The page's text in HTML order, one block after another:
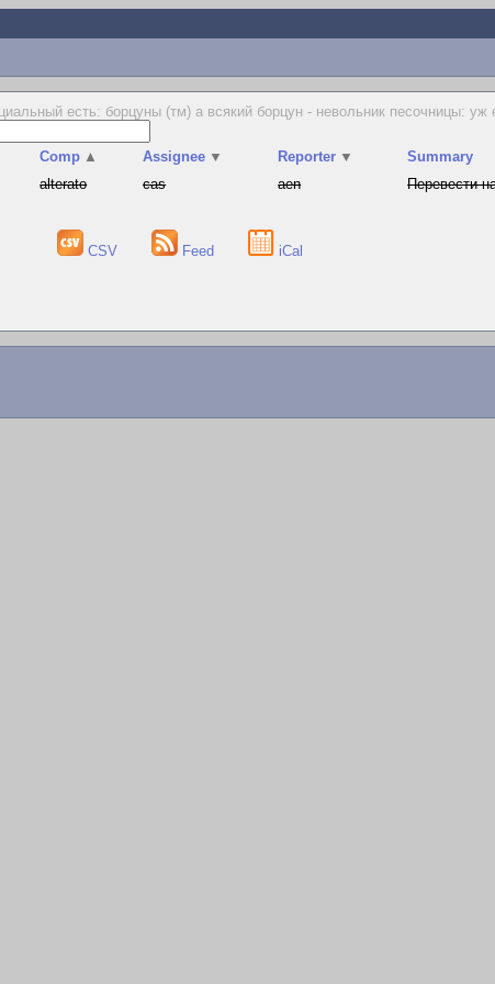
есть: борцуны (тм) а всякий борцун - невольник песочницы:
Comp ▲ Assignee ▼ Reporter ▼
Summary
alterato cas aen Перевести
CSV Feed iCal